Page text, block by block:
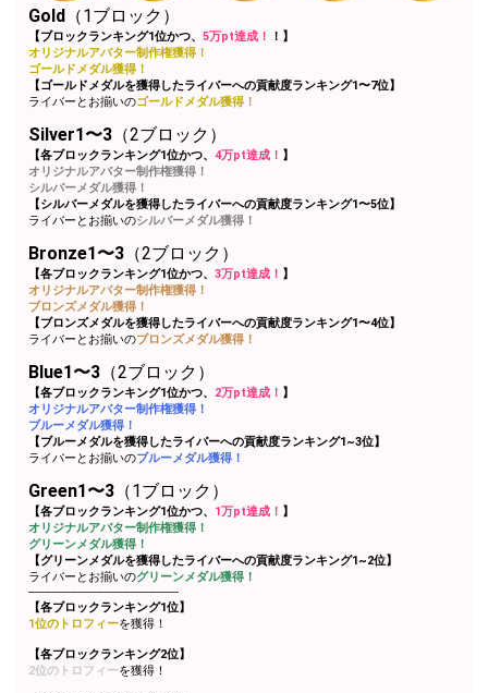
Close
Gold （1ブロック）
【ブロックランキング1位かつ、 5万pt達成！
！】
オリジナルアバター制作権獲得！
ゴールドメダル獲得！
【ゴールドメダルを獲得したライバーへの貢献度ランキング1〜7位】
ライバーとお揃いのゴールドメダル獲得！
Silver1〜3 （2ブロック）
【各ブロックランキング1位かつ、 4万pt達成！ 】
オリジナルアバター制作権獲得！
シルバーメダル獲得！
【シルバーメダルを獲得したライバーへの貢献度ランキング1〜5位】
ライバーとお揃いのシルバーメダル獲得！
Bronze1〜3 （2ブロック）
【各ブロックランキング1位かつ、 3万pt達成！ 】
オリジナルアバター制作権獲得！
ブロンズメダル獲得！
【ブロンズメダルを獲得したライバーへの貢献度ランキング1〜4位】
ライバーとお揃いのブロンズメダル獲得！
Blue1〜3 （2ブロック）
【各ブロックランキング1位かつ、 2万pt達成！ 】
オリジナルアバター制作権獲得！
ブルーメダル獲得！
【ブルーメダルを獲得したライバーへの貢献度ランキング1~3位】
ライバーとお揃いのブルーメダル獲得！
Green1〜3 （1ブロック）
【各ブロックランキング1位かつ、 1万pt達成！ 】
オリジナルアバター制作権獲得！
グリーンメダル獲得！
【グリーンメダルを獲得したライバーへの貢献度ランキング1~2位】
ライバーとお揃いのグリーンメダル獲得！
----------------------------------------------
【各ブロックランキング1位】
1位のトロフィーを獲得！
【各ブロックランキング2位】
2位のトロフィーを獲得！